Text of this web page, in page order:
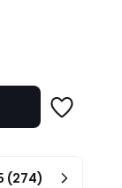
Ajouter
(274)